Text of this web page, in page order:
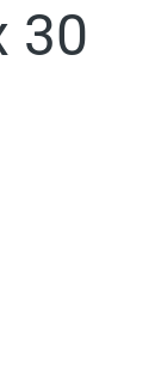
30